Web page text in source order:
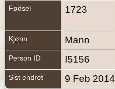
Fødsel 1723
Kjønn Mann
Person ID I5156
Sist endret 9 Feb 2014